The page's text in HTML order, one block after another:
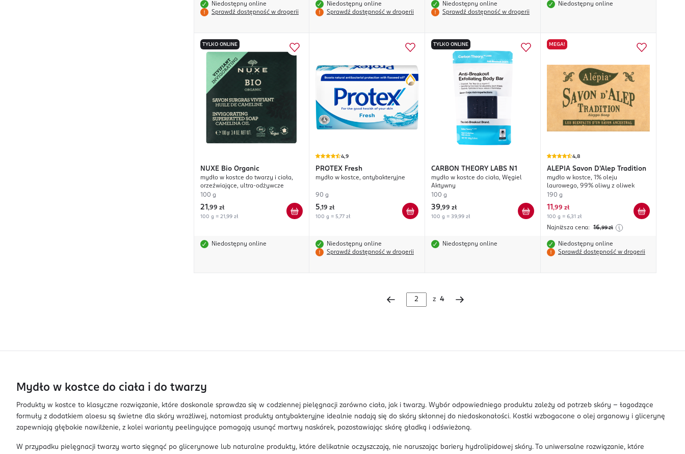
Niedostępny online
Sprawdź dostępność w drogerii
Niedostępny online
Sprawdź dostępność w drogerii
Niedostępny online
Sprawdź dostępność w drogerii
Niedostępny online
TYLKO ONLINE
NUXE Bio Organic
mydło w kostce do twarzy i ciała,
orzeźwiające, ultra-odżywcze
100 g
21 ,99 zł
100 g = 21,99 zł
Niedostępny online
4,9
PROTEX Fresh
mydło w kostce, antybakteryjne
90 g
5,19 zł
100 g = 5,77 zł
Niedostępny online
Sprawdź dostępność w drogerii
TYLKO ONLINE
CARBON THEORY LABS N1
mydło w kostce do ciała, Węgiel
Aktywny
100 g
39,99 zł
100 g = 39,99 zł
Niedostępny online
MEGA!
4,8
ALEPIA Savon D'Alep Tradition
mydło w kostce, 1% oleju
laurowego, 99% oliwy z oliwek
190 g
11 ,99 zł
100 g = 6,31 zł
Najniższa cena: 16,99 zł
Niedostępny online
Sprawdź dostępność w drogerii
z 4
Mydło w kostce do ciała i do twarzy
Produkty w kostce to klasyczne rozwiązanie, które doskonale sprawdza się w codziennej pielęgnacji zarówno ciała, jak i twarzy. Wybór odpowiedniego produktu zależy od potrzeb skóry – łagodzące
formuły z dodatkiem aloesu są świetne dla skóry wrażliwej, natomiast produkty antybakteryjne idealnie nadają się do skóry skłonnej do niedoskonałości. Kostki wzbogacone o olej arganowy i glicerynę
zapewniają głębokie nawilżenie, z kolei warianty peelingujące pomagają usunąć martwy naskórek, pozostawiając skórę gładką i odświeżoną.
W przypadku pielęgnacji twarzy warto sięgnąć po glicerynowe lub naturalne produkty, które delikatnie oczyszczają, nie naruszając bariery hydrolipidowej skóry. To uniwersalne rozwiązanie, które